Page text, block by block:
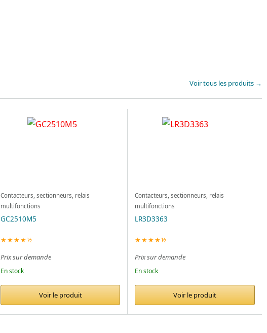
Voir tous les produits →
Contacteurs, sectionneurs, relais
multifonctions
GC2510M5
★★★★½
Prix sur demande
En stock
Voir le produit
Contacteurs, sectionneurs, relais
multifonctions
LR3D3363
★★★★½
Prix sur demande
En stock
Voir le produit